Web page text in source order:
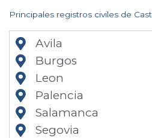
Principales registros civiles de
Avila
Burgos
Leon
Palencia
Salamanca
Segovia